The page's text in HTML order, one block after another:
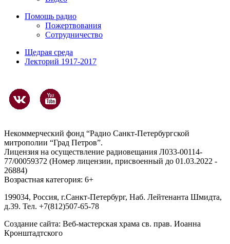
Помощь радио
Пожертвования
Сотрудничество
Щедрая среда
Лекторий 1917-2017
Некоммерческий фонд “Радио Санкт-Петербургской
митрополии “Град Петров”.
Лицензия на осуществление радиовещания Л033-00114-
77/00059372 (Номер лицензии, присвоенный до 01.03.2022 -
26884)
Возрастная категория: 6+
199034, Россия, г.Санкт-Петербург, Наб. Лейтенанта Шмидта,
д.39. Тел. +7(812)507-65-78
Создание сайта: Веб-мастерская храма св. прав. Иоанна
Кронштадтского